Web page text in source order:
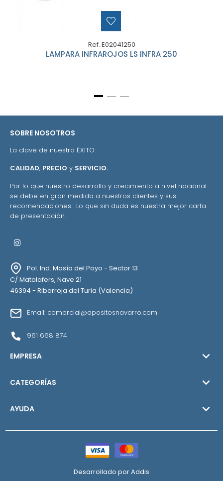
Ref. E02041250
LAMPARA INFRAROJOS LS INFRA 250
SOBRE NOSOTROS
La clave de nuestro ÉXITO:
CALIDAD, PRECIO y SERVICIO.
Por lo que nuestro desarrollo y crecimiento a nivel nacional
se debe en gran medida a nuestros clientes y sus
recomendaciones. Lo que sin duda es nuestra mejor carta
de presentación.
Pol. Ind. Masía del Poyo - Sector 13
C/ Matalafers, Nave 21
46394 - Ribarroja del Turia (Valencia)
Email: comercial@apositosnavarro.com
961 668 874
EMPRESA 
CATEGORÍAS 
AYUDA 
Desarrollado porAddis